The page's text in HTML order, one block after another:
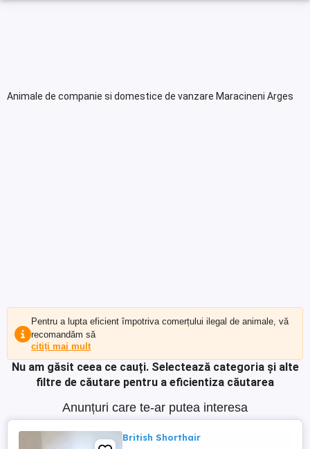
Animale de companie si domestice de vanzare Maracineni Arges
Pentru a lupta eficient împotriva comerțului ilegal de animale, vă
recomandăm să
citiți mai mult
Nu am găsit ceea ce cauți. Selectează categoria și alte
filtre de căutare pentru a eficientiza căutarea
Anunțuri care te-ar putea interesa
British Shorthair